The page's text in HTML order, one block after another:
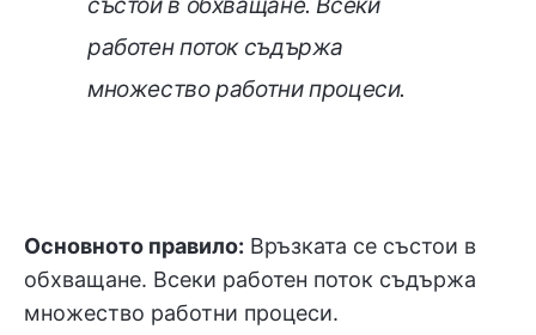
работен поток съдържа
множество работни процеси.
Основното правило: Връзката се състои в
обхващане. Всеки работен поток съдържа
множество работни процеси.